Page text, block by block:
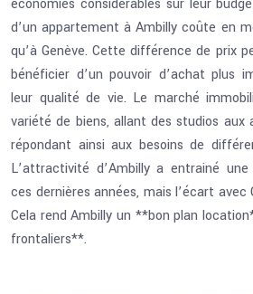
économies considérables sur leur
d’un appartement à Ambilly coûte en
qu’à Genève. Cette différence de prix
bénéficier d’un pouvoir d’achat plus
leur qualité de vie. Le marché
variété de biens, allant des studios aux
répondant ainsi aux besoins de
L’attractivité d’Ambilly a entrainé
ces dernières années, mais l’écart
Cela rend Ambilly un **bon plan
frontaliers**.